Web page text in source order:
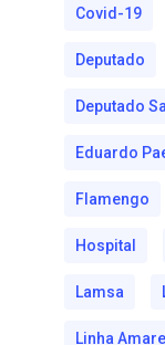
Covid-19
Deputado
Deputado
Eduardo
Flamengo
Hospital
Lamsa
Linha